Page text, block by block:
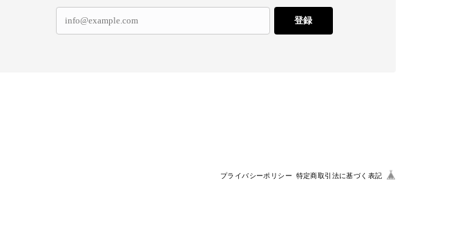
登録
プライバシーポリシー 特定商取引法に基づく表記